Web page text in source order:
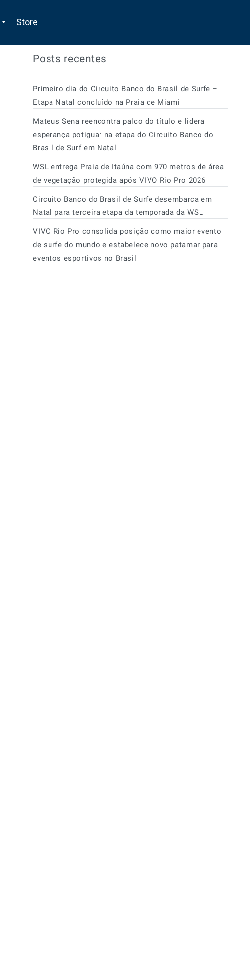
Store
Posts recentes
Primeiro dia do Circuito Banco do Brasil de Surfe –
Etapa Natal concluído na Praia de Miami
Mateus Sena reencontra palco do título e lidera
esperança potiguar na etapa do Circuito Banco do
Brasil de Surf em Natal
WSL entrega Praia de Itaúna com 970 metros de área
de vegetação protegida após VIVO Rio Pro 2026
Circuito Banco do Brasil de Surfe desembarca em
Natal para terceira etapa da temporada da WSL
VIVO Rio Pro consolida posição como maior evento
de surfe do mundo e estabelece novo patamar para
eventos esportivos no Brasil